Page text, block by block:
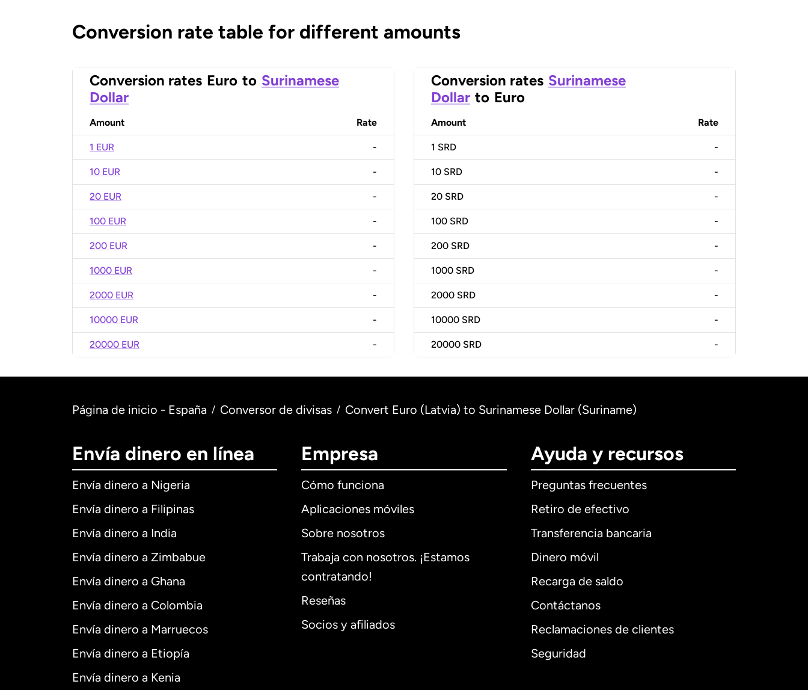
Conversion rate table for different amounts
Conversion rates Euro to Surinamese
Dollar
Amount Rate
1 EUR -
10 EUR -
20 EUR -
100 EUR -
200 EUR -
1000 EUR -
2000 EUR -
10000 EUR -
20000 EUR -
Conversion rates Surinamese
Dollar to Euro
Amount Rate
1 SRD -
10 SRD -
20 SRD -
100 SRD -
200 SRD -
1000 SRD -
2000 SRD -
10000 SRD -
20000 SRD -
Página de inicio - España / Conversor de divisas / Convert Euro (Latvia) to Surinamese Dollar (Suriname)
Envía dinero en línea
Envía dinero a Nigeria
Envía dinero a Filipinas
Envía dinero a India
Envía dinero a Zimbabue
Envía dinero a Ghana
Envía dinero a Colombia
Envía dinero a Marruecos
Envía dinero a Etiopía
Envía dinero a Kenia
Empresa
Cómo funciona
Aplicaciones móviles
Sobre nosotros
Trabaja con nosotros. ¡Estamos
contratando!
Reseñas
Socios y afiliados
Ayuda y recursos
Preguntas frecuentes
Retiro de efectivo
Transferencia bancaria
Dinero móvil
Recarga de saldo
Contáctanos
Reclamaciones de clientes
Seguridad